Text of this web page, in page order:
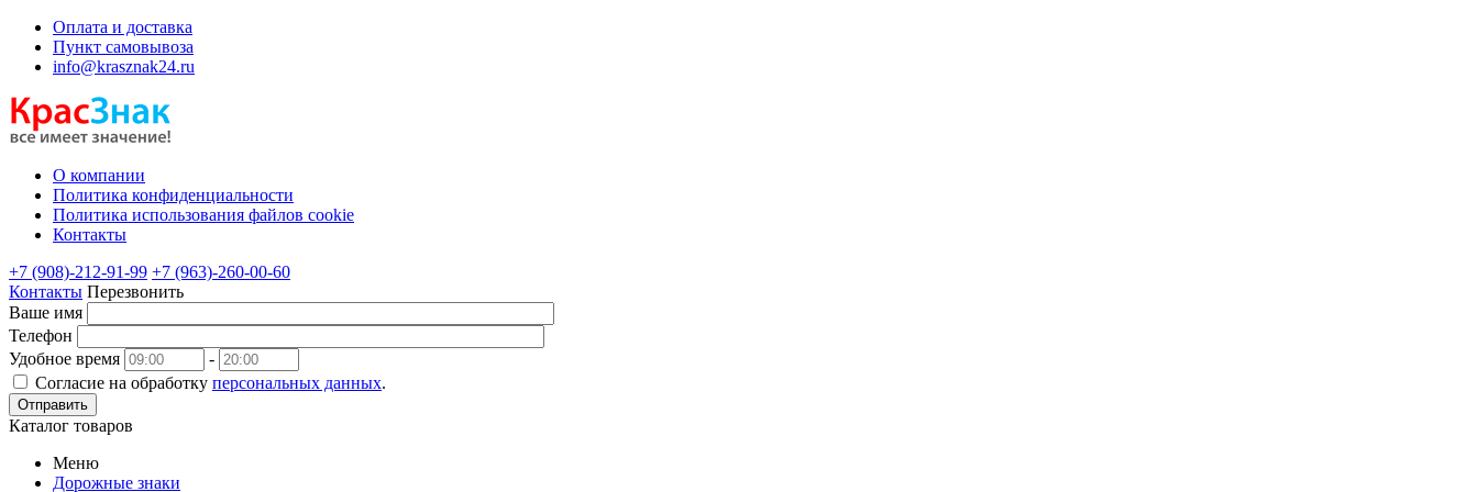
Оплата и доставка
Пункт самовывоза
info@krasznak24.ru
О компании
Политика конфиденциальности
Политика использования файлов cookie
Контакты
+7 (908)-212-91-99 +7 (963)-260-00-60
Контакты Перезвонить
Ваше имя
Телефон
Удобное время
-
Согласие на обработку персональных данных.
Отправить
Каталог товаров
Меню
Дорожные знаки